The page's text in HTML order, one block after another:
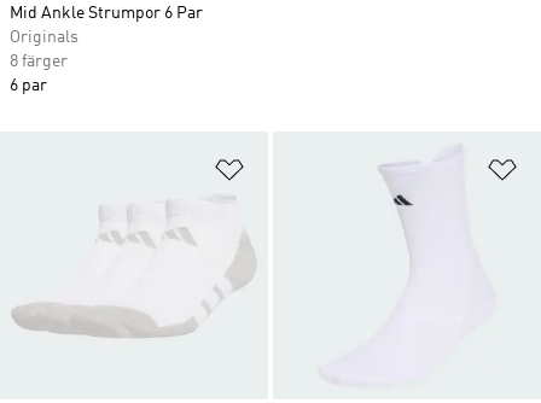
Lägg till på önskelistan
Mid Ankle Strumpor 6 Par
Originals
8 färger
6 par